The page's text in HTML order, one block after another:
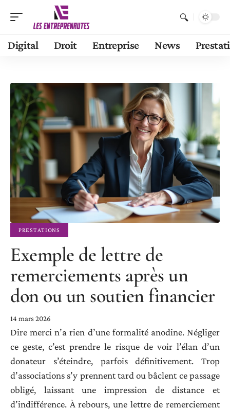
Digital Droit Entreprise News
PRESTATIONS
Exemple de lettre de
remerciements après un
don ou un soutien financier
14 mars 2026
Dire merci n’a rien d’une formalité anodine. Négliger
ce geste, c’est prendre le risque de voir l’élan d’un
donateur s’éteindre, parfois définitivement. Trop
d’associations s’y prennent tard ou bâclent ce passage
obligé, laissant une impression de distance et
d’indifférence. À rebours, une lettre de remerciement